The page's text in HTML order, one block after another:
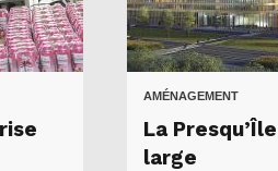
AMÉNAGEMENT
La
large